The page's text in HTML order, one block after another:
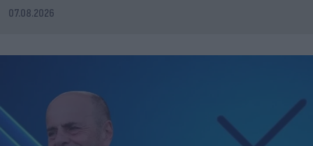
07.08.2026